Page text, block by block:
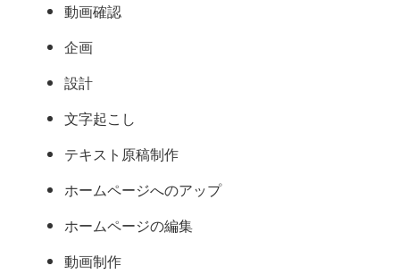
動画確認
企画
設計
文字起こし
テキスト原稿制作
ホームページへのアップ
ホームページの編集
動画制作